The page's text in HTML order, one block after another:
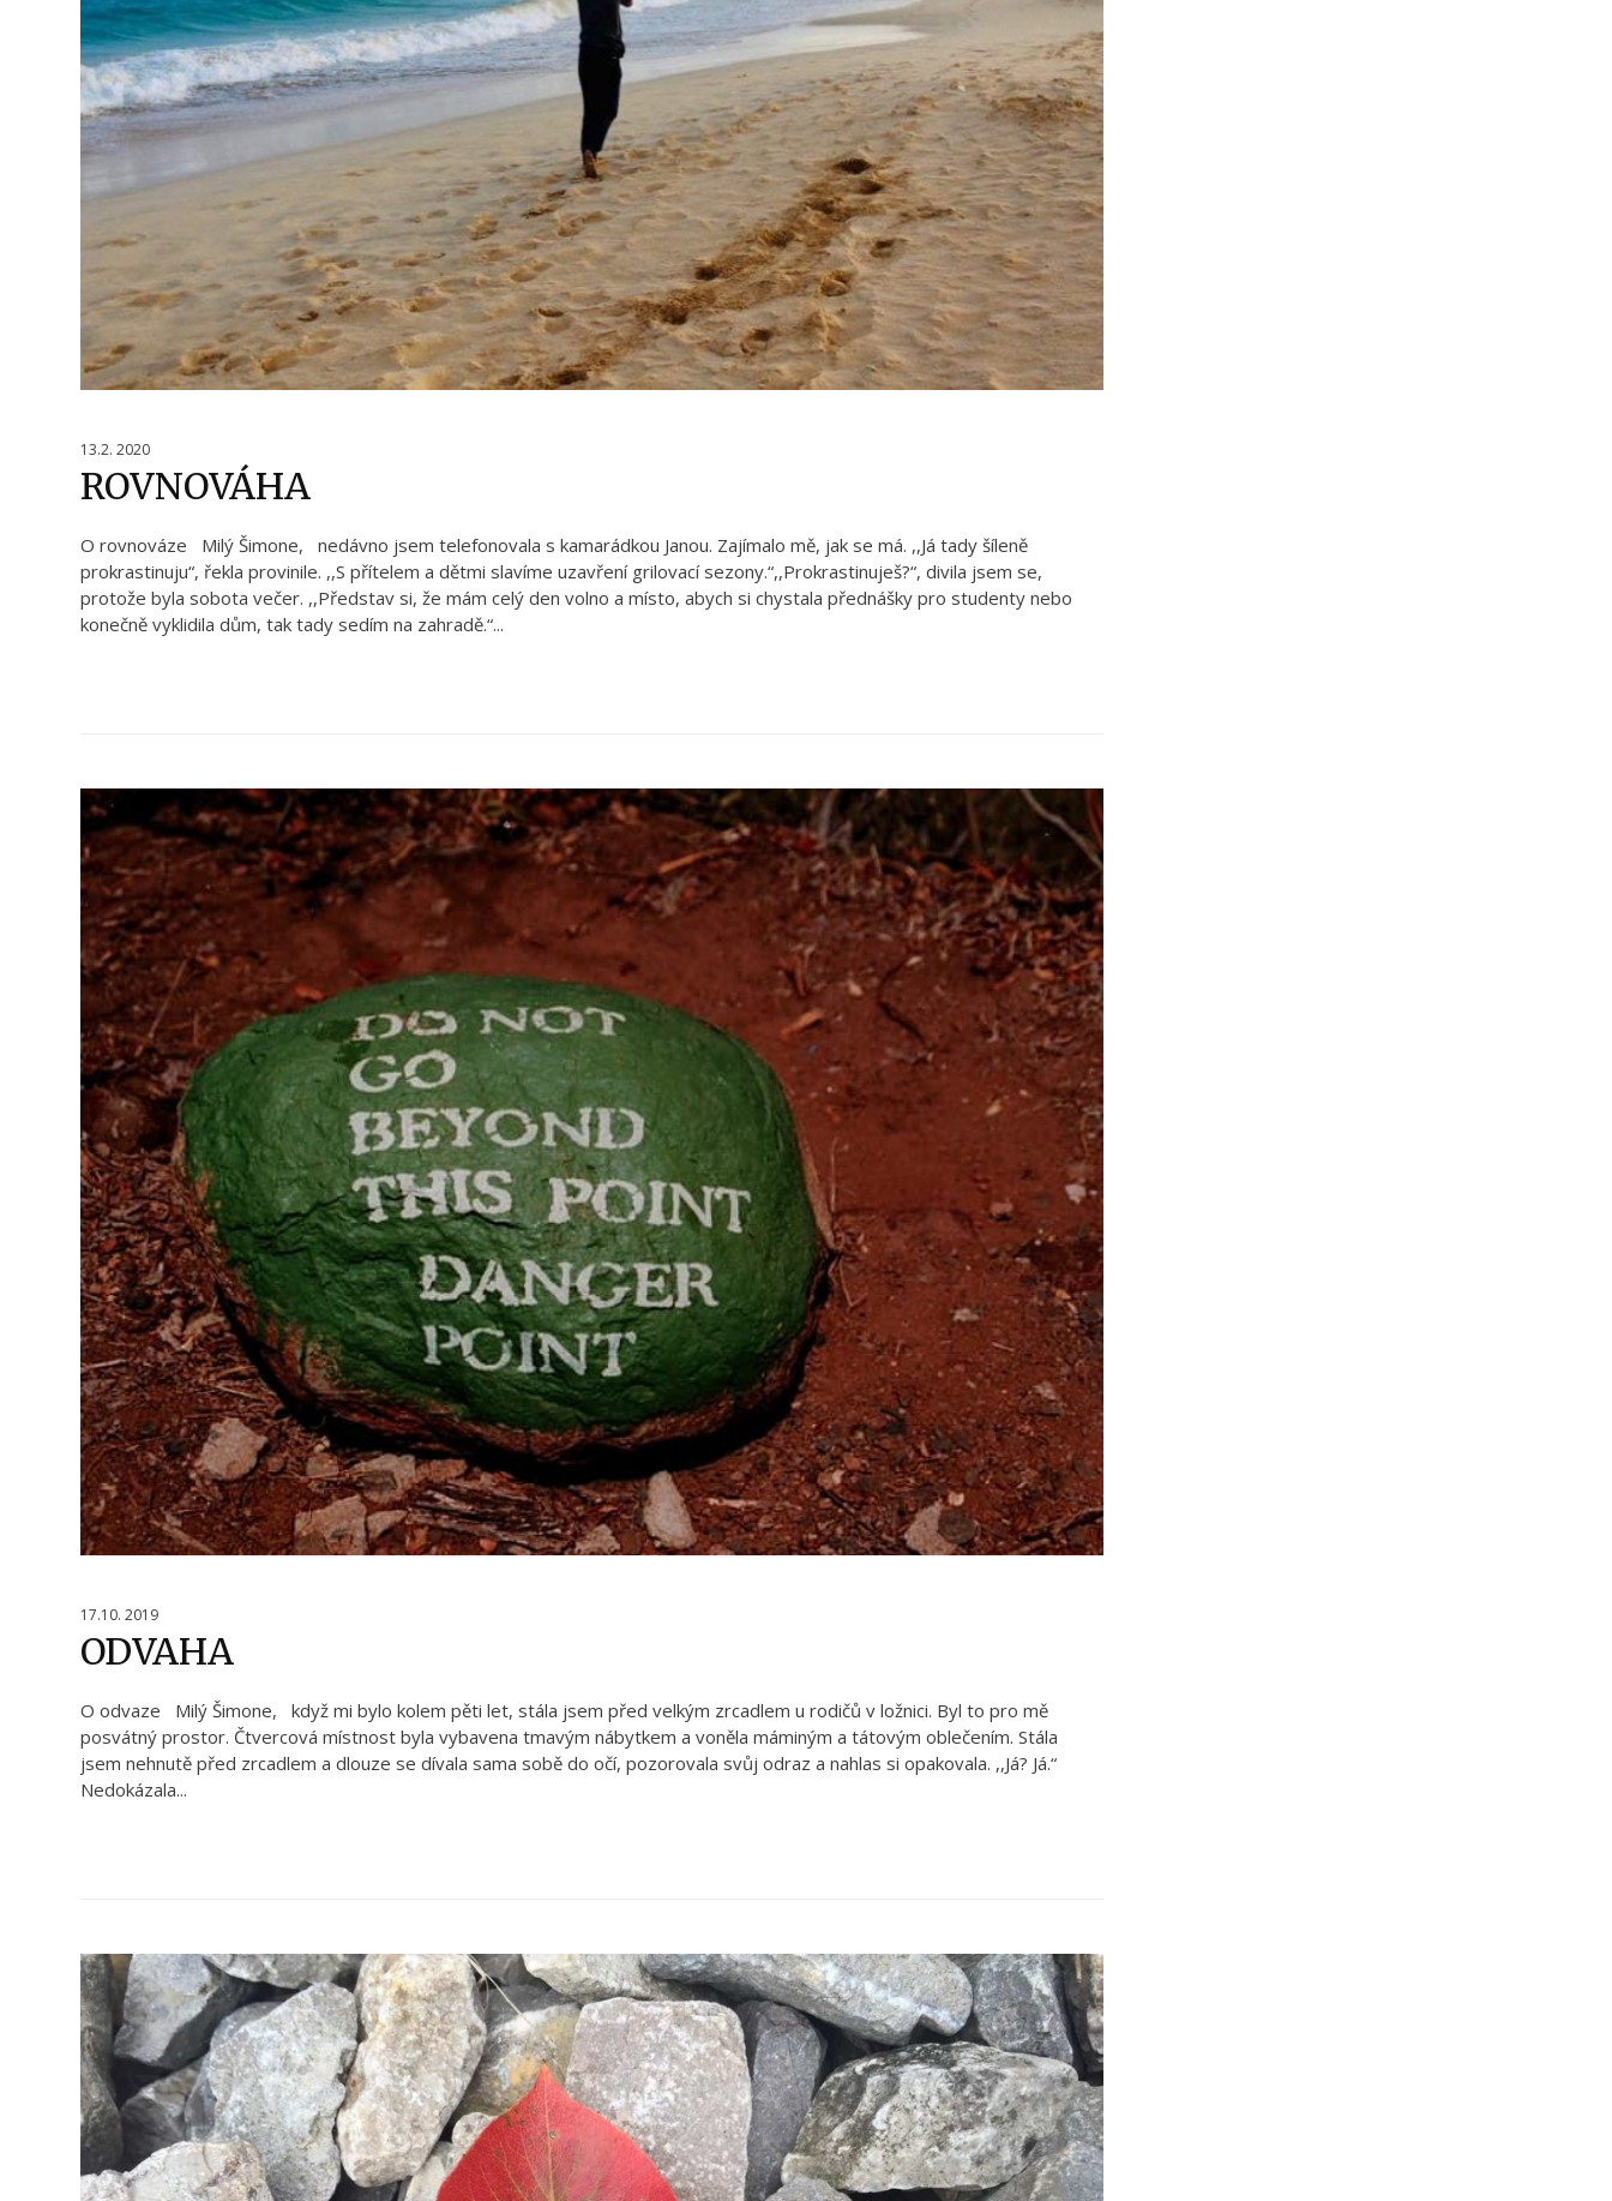
13.2. 2020
ROVNOVÁHA
O rovnováze Milý Šimone, nedávno jsem telefonovala s kamarádkou Janou. Zajímalo mě, jak se má. ,,Já tady šíleně
prokrastinuju“, řekla provinile. ,,S přítelem a dětmi slavíme uzavření grilovací sezony.“,,Prokrastinuješ?“, divila jsem se,
protože byla sobota večer. ,,Představ si, že mám celý den volno a místo, abych si chystala přednášky pro studenty nebo
konečně vyklidila dům, tak tady sedím na zahradě.“...
17.10. 2019
ODVAHA
O odvaze Milý Šimone, když mi bylo kolem pěti let, stála jsem před velkým zrcadlem u rodičů v ložnici. Byl to pro mě
posvátný prostor. Čtvercová místnost byla vybavena tmavým nábytkem a voněla máminým a tátovým oblečením. Stála
jsem nehnutě před zrcadlem a dlouze se dívala sama sobě do očí, pozorovala svůj odraz a nahlas si opakovala. ,,Já? Já.“
Nedokázala...